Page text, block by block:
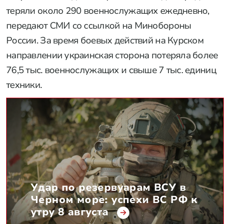
теряли около 290 военнослужащих ежедневно,
передают СМИ со ссылкой на Минобороны
России. За время боевых действий на Курском
направлении украинская сторона потеряла более
76,5 тыс. военнослужащих и свыше 7 тыс. единиц
техники.
Удар по резервуарам ВСУ в
Черном море: успехи ВС РФ к
утру 8 августа